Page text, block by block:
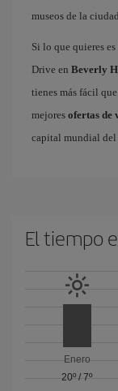
museos de la
Si lo que quieres
Drive en Beverly
tienes más fácil
mejores ofertas de
capital mundial
El tiempo
Enero
20º /7º